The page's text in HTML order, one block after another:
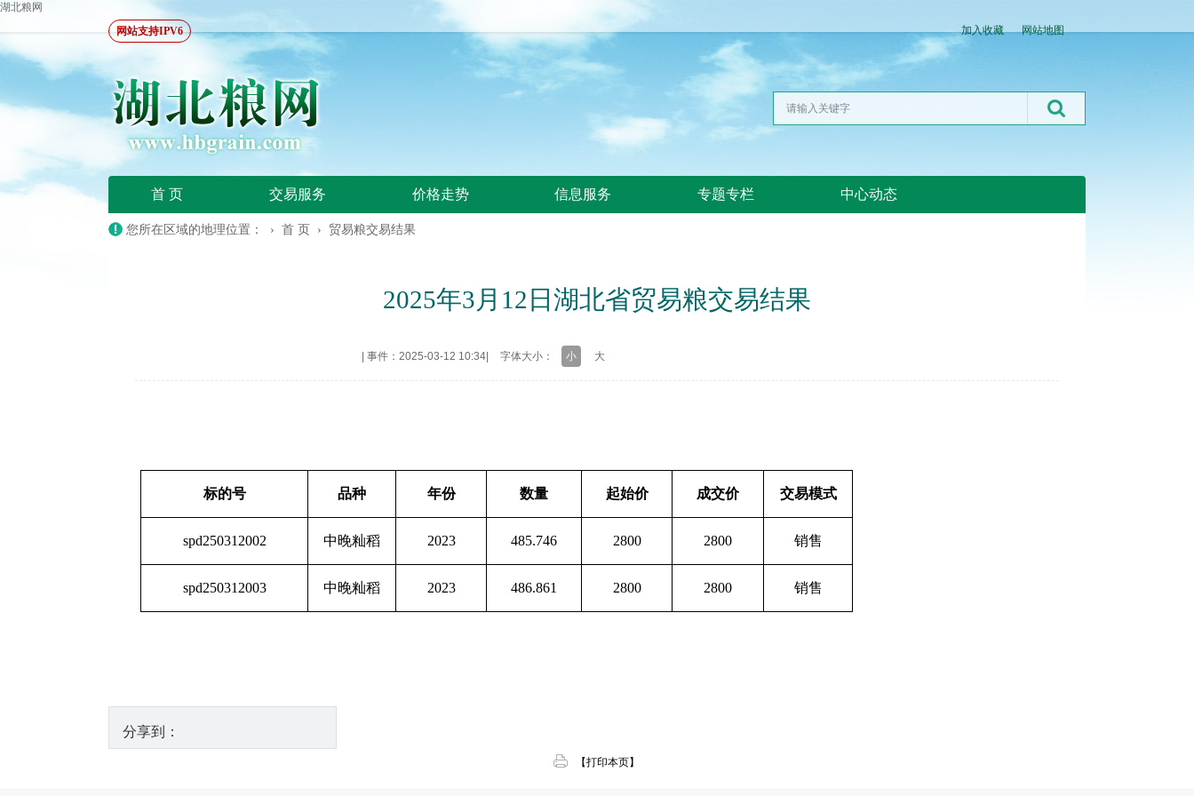
湖北粮网
网站支持IPV6
加入收藏 网站地图
首 页 交易服务 价格走势 信息服务 专题专栏 中心动态
您所在区域的地理位置： › 首 页 › 贸易粮交易结果
2025年3月12日湖北省贸易粮交易结果
事件：2025-03-12 10:34 字体大小： 小 大
标的号 品种 年份 数量 起始价 成交价 交易模式
spd250312002 中晚籼稻 2023 485.746 2800 2800 销售
spd250312003 中晚籼稻 2023 486.861 2800 2800 销售
分享到：
【打印本页】